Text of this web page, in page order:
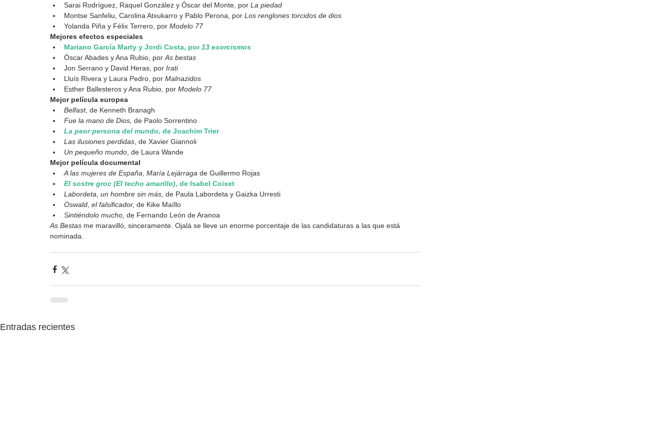
Sarai Rodríguez, Raquel González y Óscar del Monte, por La piedad
Montse Sanfeliu, Carolina Atxukarro y Pablo Perona, por Los renglones torcidos de dios
Yolanda Piña y Félix Terrero, por Modelo 77
Mejores efectos especiales
Mariano García Marty y Jordi Costa, por 13 exorcismos
Óscar Abades y Ana Rubio, por As bestas
Jon Serrano y David Heras, por Irati
Lluís Rivera y Laura Pedro, por Malnazidos
Esther Ballesteros y Ana Rubio, por Modelo 77
Mejor película europea
Belfast, de Kenneth Branagh
Fue la mano de Dios, de Paolo Sorrentino
La peor persona del mundo, de Joachim Trier
Las ilusiones perdidas , de Xavier Giannoli
Un pequeño mundo , de Laura Wande
Mejor película documental
A las mujeres de España María Lejárraga de Guillermo Rojas
El sostre groc (El techo amarillo), de Isabel Coixet
Labordeta, un hombre sin más, de Paula Labordeta y Gaizka Urresti
Oswald el falsificador, de Kike Maíllo
Sintiéndolo mucho, de Fernando León de Aranoa
As Bestas me maravilló, sinceramente. Ojalá se lleve un enorme porcentaje de las candidaturas a las que está
nominada.
Entradas recientes